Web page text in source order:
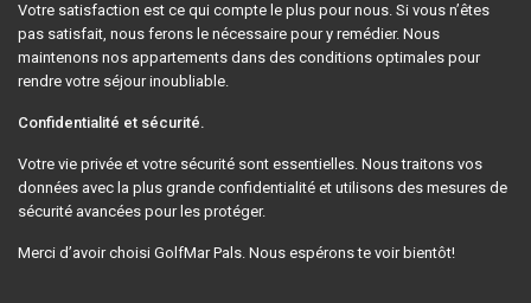
Votre satisfaction est ce qui compte le plus pour nous. Si vous n’êtes
pas satisfait, nous ferons le nécessaire pour y remédier. Nous
maintenons nos appartements dans des conditions optimales pour
rendre votre séjour inoubliable.
Confidentialité et sécurité.
Votre vie privée et votre sécurité sont essentielles. Nous traitons vos
données avec la plus grande confidentialité et utilisons des mesures de
sécurité avancées pour les protéger.
Merci d’avoir choisi GolfMar Pals. Nous espérons te voir bientôt!